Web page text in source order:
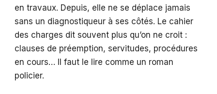
en travaux. Depuis, elle ne se déplace jamais
sans un diagnostiqueur à ses côtés. Le cahier
des charges dit souvent plus qu’on ne croit :
clauses de préemption, servitudes, procédures
en cours… Il faut le lire comme un roman
policier.